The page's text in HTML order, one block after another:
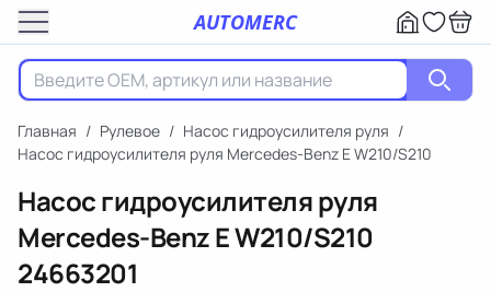
AUTOMERC
Главная / Рулевое / Насос гидроусилителя руля /
Насос гидроусилителя руля Mercedes-Benz E W210/S210
Насос гидроусилителя руля
Mercedes-Benz E W210/S210
24663201